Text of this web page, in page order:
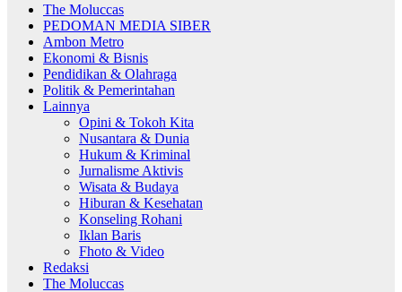
The Moluccas
PEDOMAN MEDIA SIBER
Ambon Metro
Ekonomi & Bisnis
Pendidikan & Olahraga
Politik & Pemerintahan
Lainnya
Opini & Tokoh Kita
Nusantara & Dunia
Hukum & Kriminal
Jurnalisme Aktivis
Wisata & Budaya
Hiburan & Kesehatan
Konseling Rohani
Iklan Baris
Fhoto & Video
Redaksi
The Moluccas